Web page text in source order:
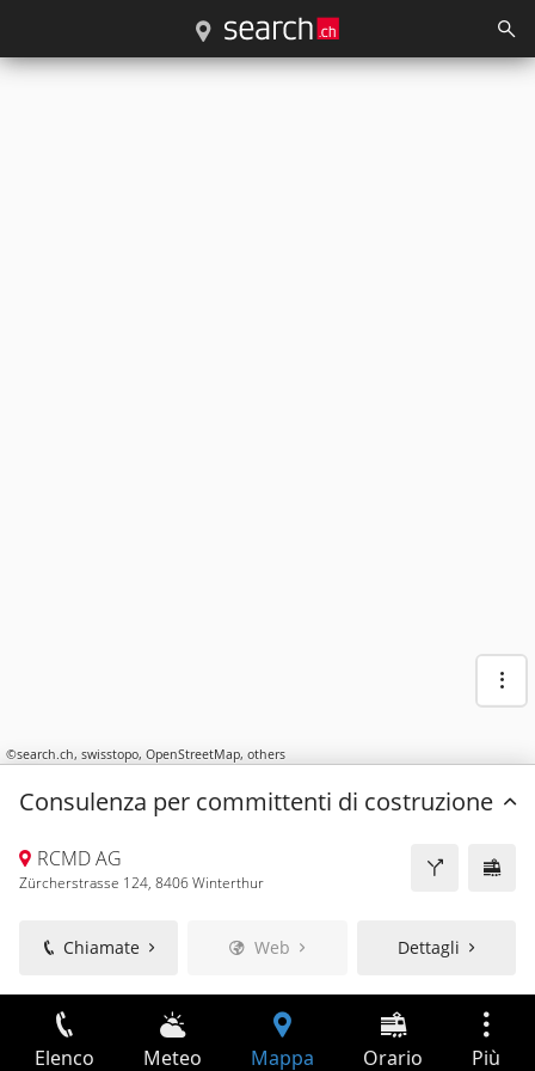
©search.ch, swisstopo, OpenStreetMap, others
Consulenza per committenti di costruzione
RCMD AG
Zürcherstrasse 124, 8406 Winterthur
Chiamate Web Dettagli
Elenco Meteo Mappa Orario Più